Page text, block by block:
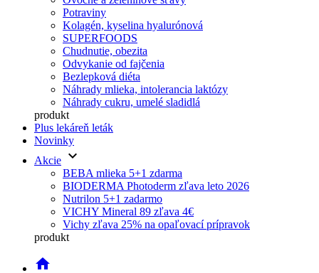
Potraviny
Kolagén, kyselina hyalurónová
SUPERFOODS
Chudnutie, obezita
Odvykanie od fajčenia
Bezlepková diéta
Náhrady mlieka, intolerancia laktózy
Náhrady cukru, umelé sladidlá
produkt
Plus lekáreň leták
Novinky
Akcie keyboard_arrow_down
BEBA mlieka 5+1 zdarma
BIODERMA Photoderm zľava leto 2026
Nutrilon 5+1 zadarmo
VICHY Mineral 89 zľava 4€
Vichy zľava 25% na opaľovací prípravok
produkt
home